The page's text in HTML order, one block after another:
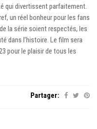
qui divertissent parfaitement.
un réel bonheur pour les fans
la série soient respectés, les
dans l’histoire. Le film sera
pour le plaisir de tous les
Partager: